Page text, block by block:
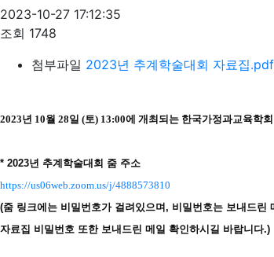
2023-10-27 17:12:35
조회 1748
첨부파일 2023년 추계학술대회 자료집.pdf
2023년 10월 28일 (토) 13:00에 개최되는 한국가정과교육학
* 2023년 추계학술대회 줌 주소
https://us06web.zoom.us/j/4888573810
(줌 링크에는 비밀번호가 걸려있으며, 비밀번호는 보내드린
자료집 비밀번호 또한 보내드린 메일 확인하시길 바랍니다.)